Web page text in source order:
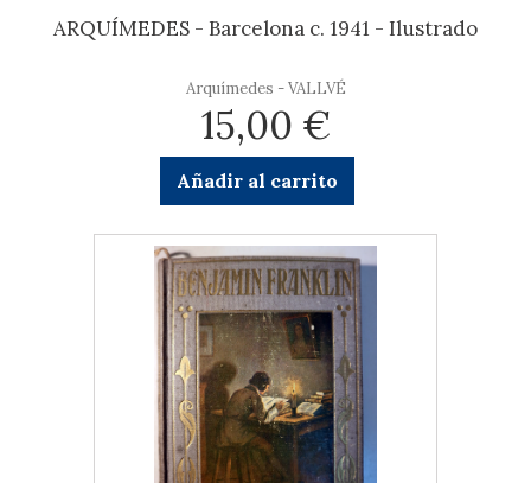
ARQUÍMEDES - Barcelona c. 1941 - Ilustrado
Arquímedes - VALLVÉ
15,00 €
Añadir al carrito